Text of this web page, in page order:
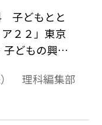
子どもとと
２２」東京
子どもの興
上げたもの
ラストでの
） 理科編集部